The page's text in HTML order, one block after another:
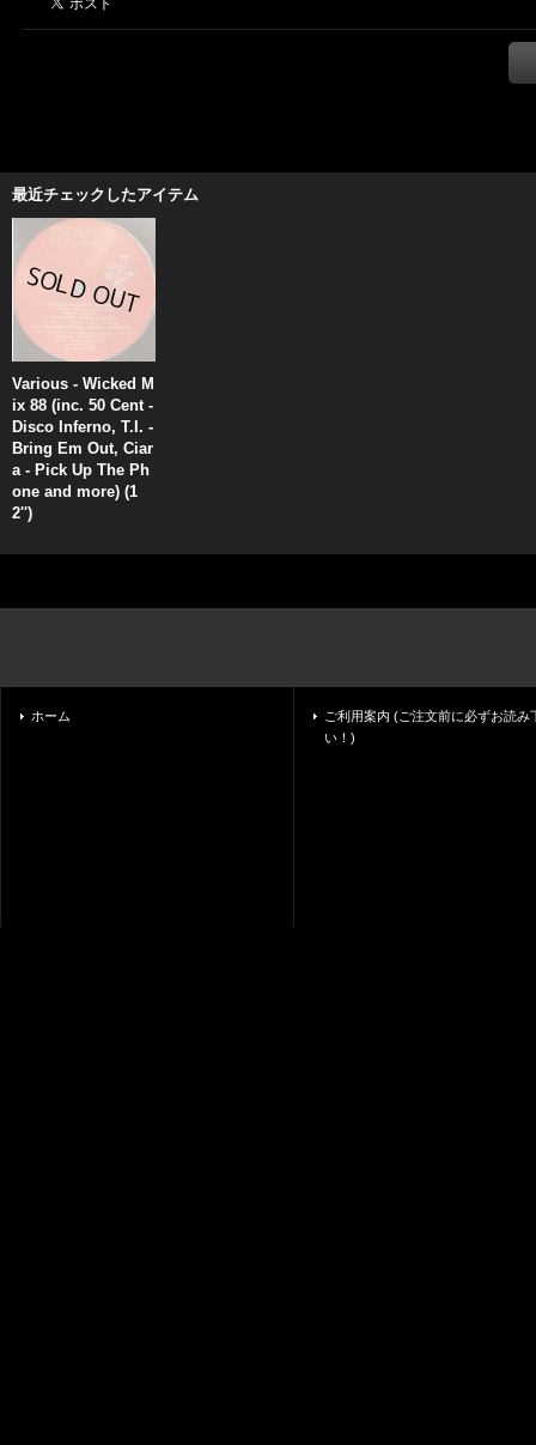
最近チェックしたアイテム
Various - Wicked M
ix 88 (inc. 50 Cent -
Disco Inferno, T.I. -
Bring Em Out, Ciar
a - Pick Up The Ph
one and more) (1
2'')
ホーム
ご利用案内 (ご注文前に必ずお読み
い！)